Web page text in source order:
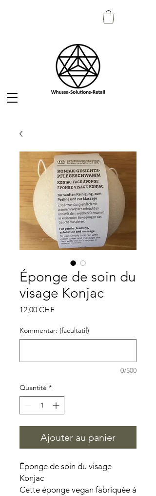
Éponge de soin du
visage Konjac
12,00 CHFPrix
Kommentar: (facultatif)
0/500
Quantité *
Ajouter au panier
Éponge de soin du visage
Konjac
Cette éponge vegan fabriquée à